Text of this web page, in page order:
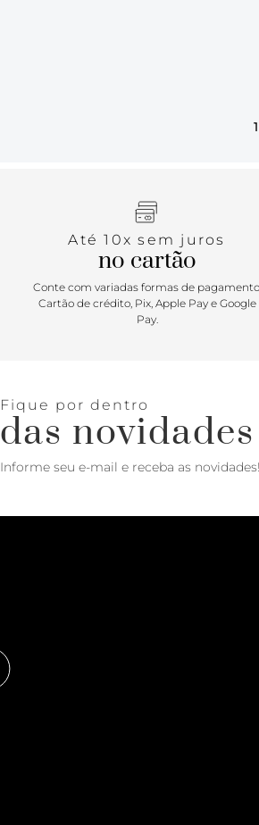
Até 10x sem juros
no cartão
Conte com variadas formas de
Cartão de crédito, Pix, Apple Pay e Google
Pay.
Fique por dentro
das novidades
Informe seu e-mail e receba as novidades!